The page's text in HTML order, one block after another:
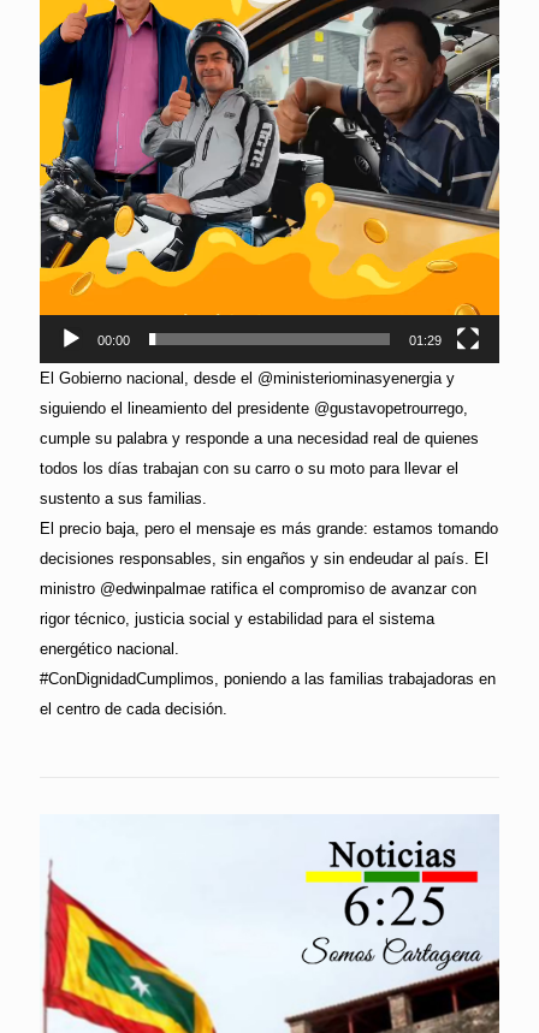
00:00 01:29
El Gobierno nacional, desde el @ministeriominasyenergia y
siguiendo el lineamiento del presidente @gustavopetrourrego,
cumple su palabra y responde a una necesidad real de quienes
todos los días trabajan con su carro o su moto para llevar el
sustento a sus familias.
El precio baja, pero el mensaje es más grande: estamos tomando
decisiones responsables, sin engaños y sin endeudar al país. El
ministro @edwinpalmae ratifica el compromiso de avanzar con
rigor técnico, justicia social y estabilidad para el sistema
energético nacional.
#ConDignidadCumplimos, poniendo a las familias trabajadoras en
el centro de cada decisión.